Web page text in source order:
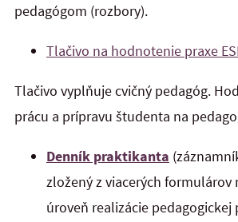
pedagógom (rozbory).
Tlačivo na hodnotenie praxe
Tlačivo vyplňuje cvičný pedagóg.
prácu a prípravu študenta na
Denník praktikanta
zložený z viacerých formulárov
úroveň realizácie pedagogickej